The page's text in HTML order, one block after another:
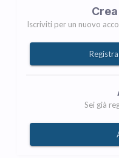
Iscriviti per un nuovo
Sei già